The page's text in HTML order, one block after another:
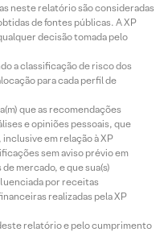
neste relatório são consideradas
de fontes públicas. A XP
decisão tomada pelo
a classificação de risco dos
para cada perfil de
que as recomendações
e opiniões pessoais, que
em relação à XP
sem aviso prévio em
mercado, e que sua(s)
por receitas
realizadas pela XP
relatório e pelo cumprimento